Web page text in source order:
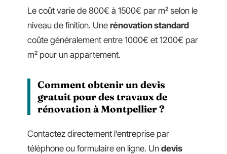
Le coût varie de 800€ à 1500€ par m² selon le
niveau de finition. Une rénovation standard
coûte généralement entre 1000€ et 1200€ par
m² pour un appartement.
Comment obtenir un devis
gratuit pour des travaux de
rénovation à Montpellier ?
Contactez directement l’entreprise par
téléphone ou formulaire en ligne. Un devis